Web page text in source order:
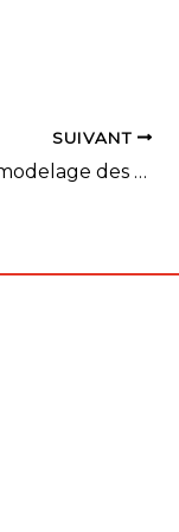
SUIVANT
IC Hommes – Remodelage des poules